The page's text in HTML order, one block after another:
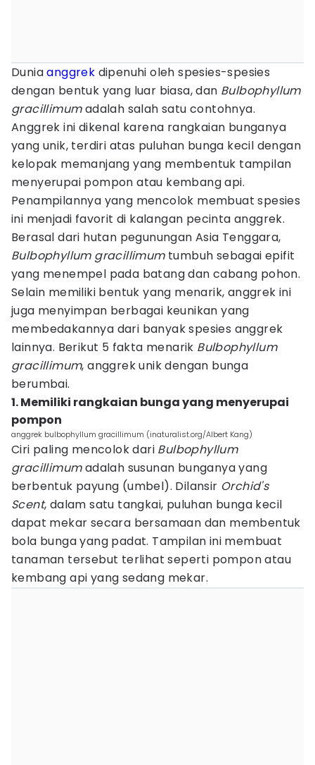
Duniaanggrek dipenuhi oleh spesies-spesies
dengan bentuk yang luar biasa, dan Bulbophyllum
gracillimumadalah salah satu contohnya.
Anggrek ini dikenal karena rangkaian bunganya
yang unik, terdiri atas puluhan bunga kecil dengan
kelopak memanjang yang membentuk tampilan
menyerupai pompon atau kembang api.
Penampilannya yang mencolok membuat spesies
ini menjadi favorit di kalangan pecinta anggrek.
Berasal dari hutan pegunungan Asia Tenggara,
Bulbophyllum gracillimumtumbuh sebagai epifit
yang menempel pada batang dan cabang pohon.
Selain memiliki bentuk yang menarik, anggrek ini
juga menyimpan berbagai keunikan yang
membedakannya dari banyak spesies anggrek
lainnya. Berikut 5 fakta menarik Bulbophyllum
gracillimum, anggrek unik dengan bunga
berumbai.
1. Memiliki rangkaian bunga yang menyerupai
pompon
anggrek bulbophyllum gracillimum (inaturalist.org/Albert Kang)
Ciri paling mencolok dari Bulbophyllum
gracillimumadalah susunan bunganya yang
berbentuk payung (umbel). Dilansir Orchid's
Scent, dalam satu tangkai, puluhan bunga kecil
dapat mekar secara bersamaan dan membentuk
bola bunga yang padat. Tampilan ini membuat
tanaman tersebut terlihat seperti pompon atau
kembang api yang sedang mekar.